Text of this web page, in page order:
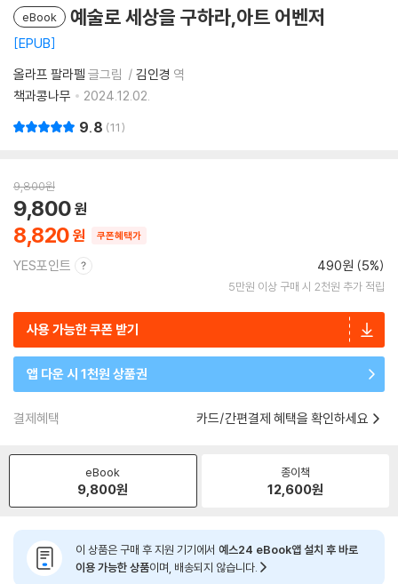
eBook 예술로 세상을 구하라,아트 어벤저
EPUB
올라프 팔라펠 글그림 김인경 역
책과콩나무
2024.12.02.
9.8 11
9,800원
8,820
9,800
쿠폰혜택가
YES포인트 490원 (5%)
5만원 이상 구매 시 2천원 추가 적립
사용 가능한 쿠폰 받기
앱 다운 시 1천원 상품권
결제혜택 카드/간편결제 혜택을 확인하세요
eBook
9,800원
종이책
12,600원
이 상품은 구매 후 지원 기기에서 예스24 eBook앱 설치 후 바로
이용 가능한 상품이며, 배송되지 않습니다.